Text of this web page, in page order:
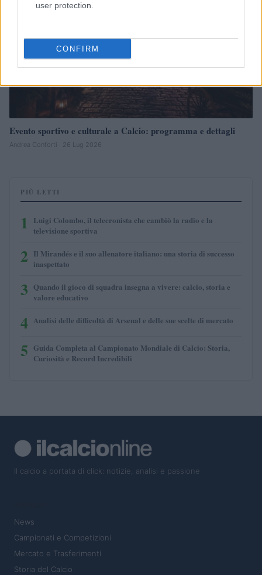
user protection.
CONFIRM
Evento sportivo e culturale a Calcio: programma e dettagli
Andrea Conforti · 26 Lug 2026
PIÙ LETTI
1
Luigi Colombo, il telecronista che cambiò la radio e la
televisione sportiva
2 Il Mirandés e il suo allenatore italiano: una storia di successo
inaspettato
3 Quando il gioco di squadra insegna a vivere: calcio, storia e
valore educativo
4 Analisi delle difficoltà di Arsenal e delle sue scelte di mercato
5 Guida Completa al Campionato Mondiale di Calcio: Storia,
Curiosità e Record Incredibili
Il calcio a portata di click: notizie, analisi e passione
News
Campionati e Competizioni
Mercato e Trasferimenti
Storia del Calcio